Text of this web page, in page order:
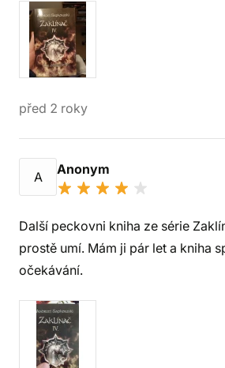
před 2 roky
A Anonym
Další peckovni kniha ze série
prostě umí. Mám ji pár let a kniha
očekávání.